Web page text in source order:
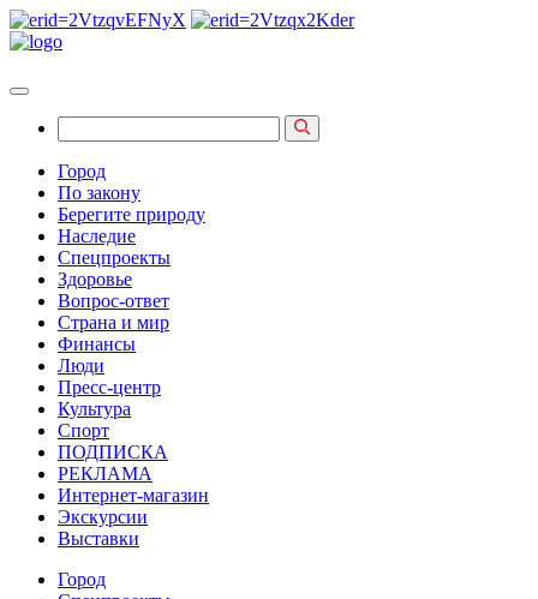
Город
По закону
Берегите природу
Наследие
Спецпроекты
Здоровье
Вопрос-ответ
Страна и мир
Финансы
Люди
Пресс-центр
Культура
Спорт
ПОДПИСКА
РЕКЛАМА
Интернет-магазин
Экскурсии
Выставки
Город